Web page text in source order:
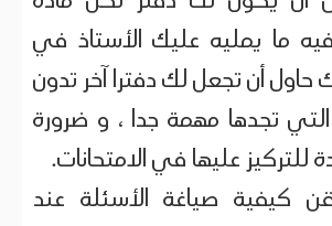
ما يمليه عليك الأستاذ في
أن تجعل لك دفترا آخر تدون
تجدها مهمة جدا ، و ضرورة
للتركيز عليها في الامتحانات.
كيفية صياغة الأسئلة عند